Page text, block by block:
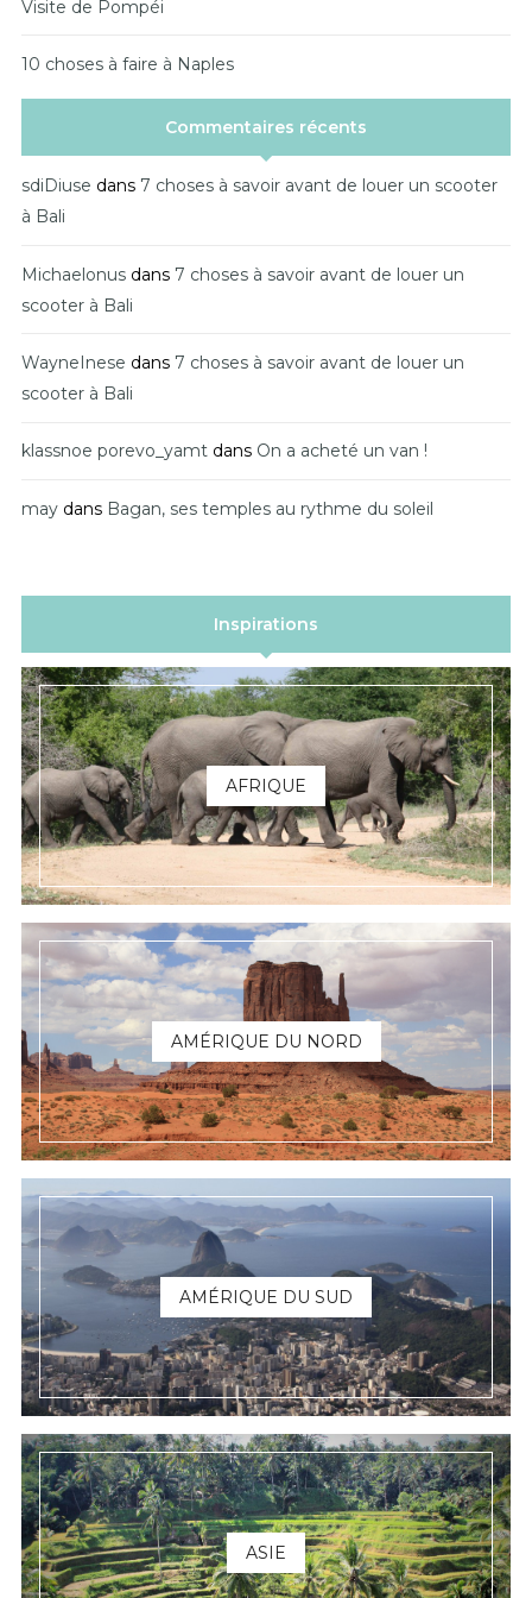
Visite de Pompéi
10 choses à faire à Naples
Commentaires récents
sdiDiuse dans 7 choses à savoir avant de louer un scooter
à Bali
Michaelonus dans 7 choses à savoir avant de louer un
scooter à Bali
WayneInese dans 7 choses à savoir avant de louer un
scooter à Bali
klassnoe porevo_yamt dans On a acheté un van !
may dans Bagan, ses temples au rythme du soleil
Inspirations
AFRIQUE
AMÉRIQUE DU NORD
AMÉRIQUE DU SUD
ASIE